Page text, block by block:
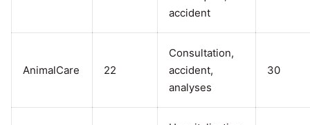
accident
AnimalCare 22
Consultation,
accident,
analyses
30